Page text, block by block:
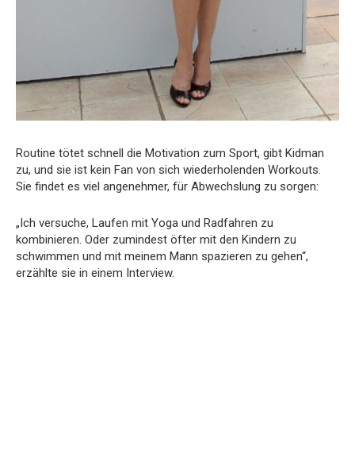
Routine tötet schnell die Motivation zum Sport, gibt Kidman
zu, und sie ist kein Fan von sich wiederholenden Workouts.
Sie findet es viel angenehmer, für Abwechslung zu sorgen:
„Ich versuche, Laufen mit Yoga und Radfahren zu
kombinieren. Oder zumindest öfter mit den Kindern zu
schwimmen und mit meinem Mann spazieren zu gehen“,
erzählte sie in einem Interview.